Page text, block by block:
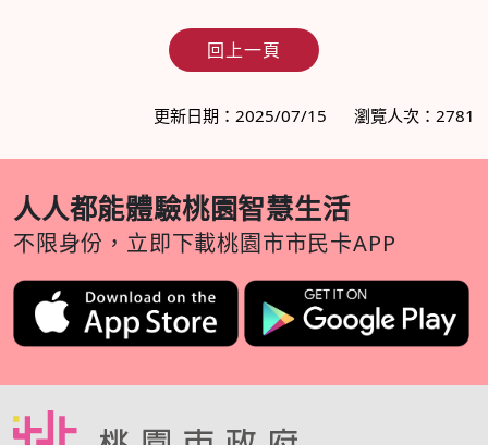
回上一頁
更新日期：2025/07/15 瀏覽人次：2781
人人都能體驗桃園智慧生活
不限身份，立即下載桃園市市民卡APP